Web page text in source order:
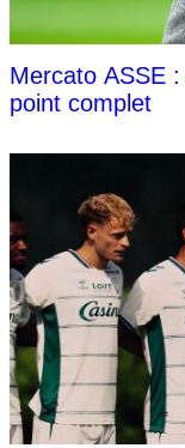
Mercato ASSE
point complet